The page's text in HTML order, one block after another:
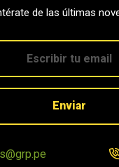
de las últimas
Enviar